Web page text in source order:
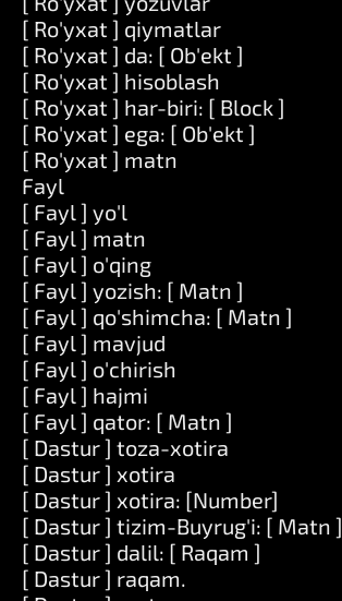
[ Ro'yxat ] qiymatlar
[ Ro'yxat ] da: [ Ob'ekt ]
[ Ro'yxat ] hisoblash
[ Ro'yxat ] har-biri: [ Block ]
[ Ro'yxat ] ega: [ Ob'ekt ]
[ Ro'yxat ] matn
Fayl
[ Fayl ] yo'l
[ Fayl ] matn
[ Fayl ] o'qing
[ Fayl ] yozish: [ Matn ]
[ Fayl ] qo'shimcha: [ Matn ]
[ Fayl ] mavjud
[ Fayl ] o'chirish
[ Fayl ] hajmi
[ Fayl ] qator: [ Matn ]
[ Dastur ] toza-xotira
[ Dastur ] xotira
[ Dastur ] xotira: [Number]
[ Dastur ] tizim-Buyrug'i: [ Matn ]
[ Dastur ] dalil: [ Raqam ]
[ Dastur ] raqam.